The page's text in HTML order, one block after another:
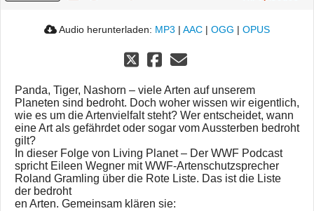
Audio herunterladen: MP3 | AAC | OGG | OPUS
Panda, Tiger, Nashorn – viele Arten auf unserem
Planeten sind bedroht. Doch woher wissen wir eigentlich,
wie es um die Artenvielfalt steht? Wer entscheidet, wann
eine Art als gefährdet oder sogar vom Aussterben bedroht
gilt?
In dieser Folge von Living Planet – Der WWF Podcast
spricht Eileen Wegner mit WWF-Artenschutzsprecher
Roland Gramling über die Rote Liste. Das ist die Liste
der bedroht
en Arten. Gemeinsam klären sie: